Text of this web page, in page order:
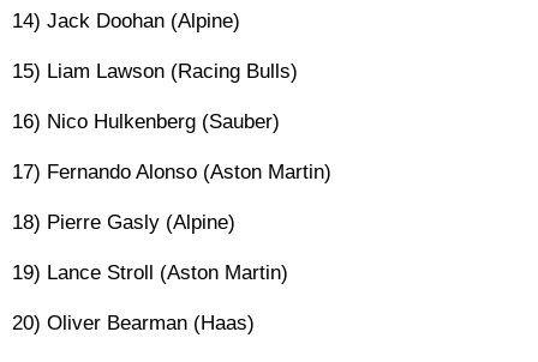
14) Jack Doohan (Alpine)
15) Liam Lawson (Racing Bulls)
16) Nico Hulkenberg (Sauber)
17) Fernando Alonso (Aston Martin)
18) Pierre Gasly (Alpine)
19) Lance Stroll (Aston Martin)
20) Oliver Bearman (Haas)